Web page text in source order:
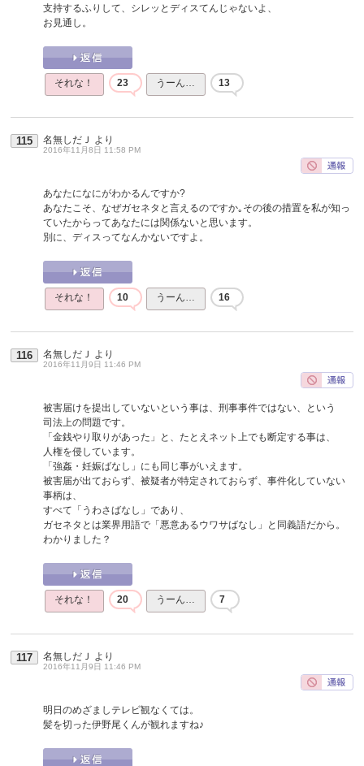
支持するふりして、シレッとディスてんじゃないよ、
お見通し。
それな！ 23 うーん… 13
115 名無しだＪ より
2016年11月8日 11:58 PM
あなたになにがわかるんですか?
あなたこそ、なぜガセネタと言えるのですか｡その後の措置を私が知っ
ていたからってあなたには関係ないと思います。
別に、ディスってなんかないですよ。
それな！ 10 うーん… 16
116 名無しだＪ より
2016年11月9日 11:46 PM
被害届けを提出していないという事は、刑事事件ではない、という
司法上の問題です。
「金銭やり取りがあった」と、たとえネット上でも断定する事は、
人権を侵しています。
「強姦・妊娠ばなし」にも同じ事がいえます。
被害届が出ておらず、被疑者が特定されておらず、事件化していない
事柄は、
すべて「うわさばなし」であり、
ガセネタとは業界用語で「悪意あるウワサばなし」と同義語だから。
わかりました？
それな！ 20 うーん… 7
117 名無しだＪ より
2016年11月9日 11:46 PM
明日のめざましテレビ観なくては。
髪を切った伊野尾くんが観れますね♪